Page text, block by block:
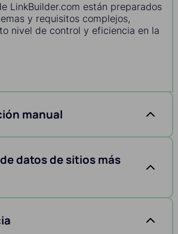
LinkBuilder.com están preparados
y requisitos complejos,
nivel de control y eficiencia en la
manual
datos de sitios más